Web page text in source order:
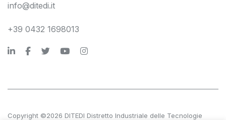
info@ditedi.it
+39 0432 1698013
Copyright ©2026 DITEDI Distretto Industriale delle Tecnologie